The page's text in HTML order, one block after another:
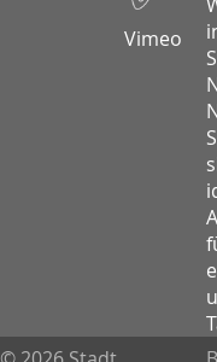
Vimeo